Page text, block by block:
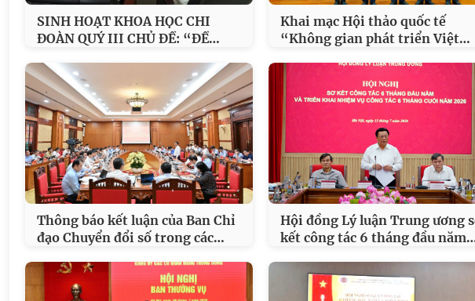
SINH HOẠT KHOA HỌC CHI
ĐOÀN QUÝ III CHỦ ĐỀ: “ĐỀ…
Khai mạc Hội thảo quốc tế
“Không gian phát triển Việt…
Thông báo kết luận của Ban Chỉ
đạo Chuyển đổi số trong các…
Hội đồng Lý luận Trung ương
kết công tác 6 tháng đầu năm